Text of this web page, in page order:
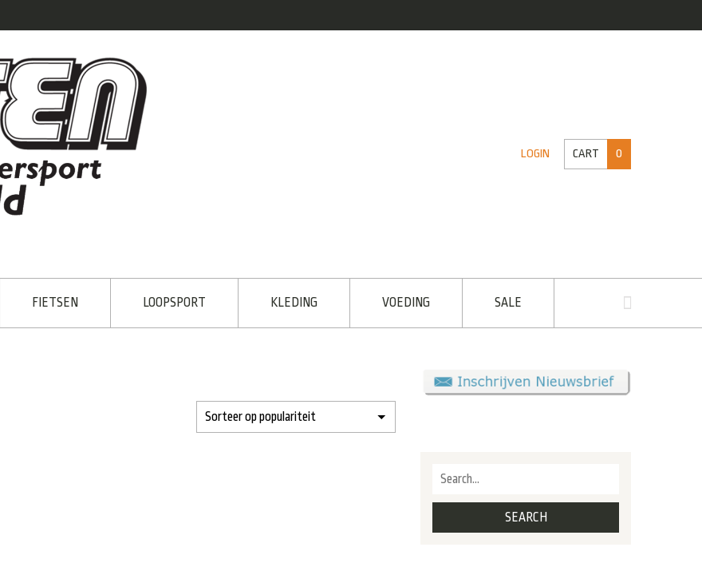
LOGIN CART 0
FIETSEN LOOPSPORT KLEDING VOEDING SALE